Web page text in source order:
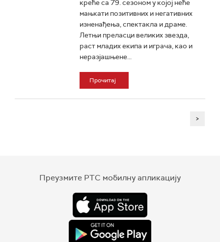
креће са 79. сезоном у којој неће
мањкати позитивних и негативних
изненађења, спектакла и драме.
Летњи преласци великих звезда,
раст младих екипа и играча, као и
неразјашњене...
Прочитај
>
Преузмите РТС мобилну апликацију